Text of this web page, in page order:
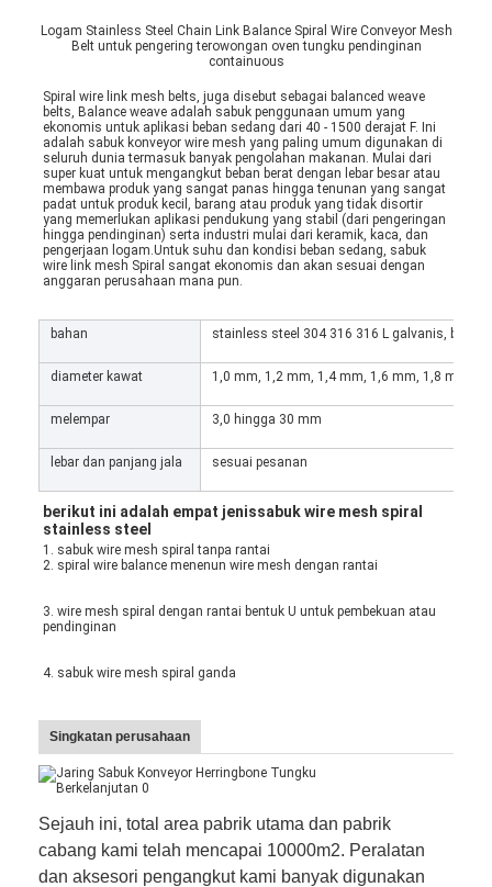
Logam Stainless Steel Chain Link Balance Spiral Wire Conveyor Mesh
Belt untuk pengering terowongan oven tungku pendinginan
containuous
Spiral wire link mesh belts, juga disebut sebagai balanced weave
belts, Balance weave adalah sabuk penggunaan umum yang
ekonomis untuk aplikasi beban sedang dari 40 - 1500 derajat F. Ini
adalah sabuk konveyor wire mesh yang paling umum digunakan di
seluruh dunia termasuk banyak pengolahan makanan. Mulai dari
super kuat untuk mengangkut beban berat dengan lebar besar atau
membawa produk yang sangat panas hingga tenunan yang sangat
padat untuk produk kecil, barang atau produk yang tidak disortir
yang memerlukan aplikasi pendukung yang stabil (dari pengeringan
hingga pendinginan) serta industri mulai dari keramik, kaca, dan
pengerjaan logam.Untuk suhu dan kondisi beban sedang, sabuk
wire link mesh Spiral sangat ekonomis dan akan sesuai dengan
anggaran perusahaan mana pun.
bahan stainless steel 304 316 316 L galvanis, baja,
diameter kawat 1,0 mm, 1,2 mm, 1,4 mm, 1,6 mm, 1,8 mm,
melempar 3,0 hingga 30 mm
lebar dan panjang jala sesuai pesanan
berikut ini adalah empat jenissabuk wire mesh spiral
stainless steel
1. sabuk wire mesh spiral tanpa rantai
2. spiral wire balance menenun wire mesh dengan rantai
3. wire mesh spiral dengan rantai bentuk U untuk pembekuan atau
pendinginan
4. sabuk wire mesh spiral ganda
Singkatan perusahaan
Sejauh ini, total area pabrik utama dan pabrik
cabang kami telah mencapai 10000m2. Peralatan
dan aksesori pengangkut kami banyak digunakan